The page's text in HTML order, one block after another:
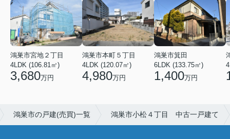
鴻巣市宮地２丁目
4LDK (106.81㎡)
3,680万円
鴻巣市本町５丁目
4LDK (120.07㎡)
4,980万円
鴻巣市箕田
6LDK (133.75㎡)
1,400万円
鴻巣市の戸建(売買)一覧 鴻巣市小松４丁目 中古一戸建て